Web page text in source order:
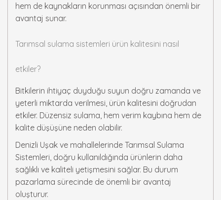
hem de kaynakların korunması açısından önemli bir
avantaj sunar.
Tarımsal sulama sistemleri ürün kalitesini nasıl
etkiler?
Bitkilerin ihtiyaç duyduğu suyun doğru zamanda ve
yeterli miktarda verilmesi, ürün kalitesini doğrudan
etkiler. Düzensiz sulama, hem verim kaybına hem de
kalite düşüşüne neden olabilir.
Denizli Uşak ve mahallelerinde Tarımsal Sulama
Sistemleri, doğru kullanıldığında ürünlerin daha
sağlıklı ve kaliteli yetişmesini sağlar. Bu durum
pazarlama sürecinde de önemli bir avantaj
oluşturur.